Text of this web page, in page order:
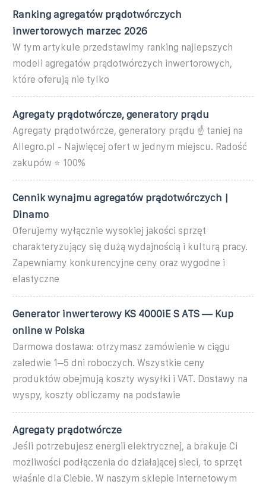
Ranking agregatów prądotwórczych
inwertorowych marzec 2026
W tym artykule przedstawimy ranking najlepszych
modeli agregatów prądotwórczych inwertorowych,
które oferują nie tylko
Agregaty prądotwórcze, generatory prądu
Agregaty prądotwórcze, generatory prądu ☝ taniej na
Allegro.pl - Najwięcej ofert w jednym miejscu. Radość
zakupów ⭐ 100%
Cennik wynajmu agregatów prądotwórczych |
Dinamo
Oferujemy wyłącznie wysokiej jakości sprzęt
charakteryzujący się dużą wydajnością i kulturą pracy.
Zapewniamy konkurencyjne ceny oraz wygodne i
elastyczne
Generator inwerterowy KS 4000iE S ATS — Kup
online w Polska
Darmowa dostawa: otrzymasz zamówienie w ciągu
zaledwie 1–5 dni roboczych. Wszystkie ceny
produktów obejmują koszty wysyłki i VAT. Dostawy na
wyspy, koszty obliczamy na podstawie
Agregaty prądotwórcze
Jeśli potrzebujesz energii elektrycznej, a brakuje Ci
możliwości podłączenia do działającej sieci, to sprzęt
właśnie dla Ciebie. W naszym sklepie internetowym